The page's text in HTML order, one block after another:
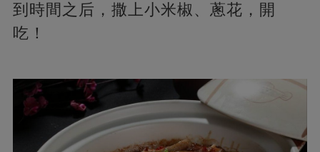
到時間之后，撒上小米椒、蔥花，開
吃！